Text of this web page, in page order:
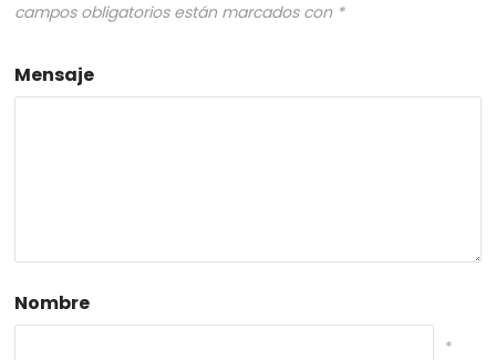
campos obligatorios están marcados con *
Mensaje
Nombre
*